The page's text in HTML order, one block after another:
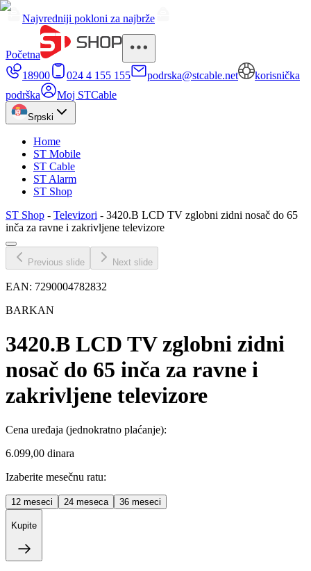
Najvredniji pokloni za najbrže
Početna
18900
024 4 155 155 podrska@stcable.net
korisnička
podrška
Moj STCable
Srpski
Home
ST Mobile
ST Cable
ST Alarm
ST Shop
ST Shop - Televizori - 3420.B LCD TV zglobni zidni nosač do 65
inča za ravne i zakrivljene televizore
Previous slide Next slide
EAN: 7290004782832
BARKAN
3420.B LCD TV zglobni zidni
nosač do 65 inča za ravne i
zakrivljene televizore
Cena uređaja (jednokratno plaćanje):
6.099,00 dinara
Izaberite mesečnu ratu:
12 meseci 24 meseca 36 meseci
Kupite